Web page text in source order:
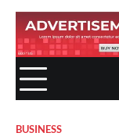
BUSINESS